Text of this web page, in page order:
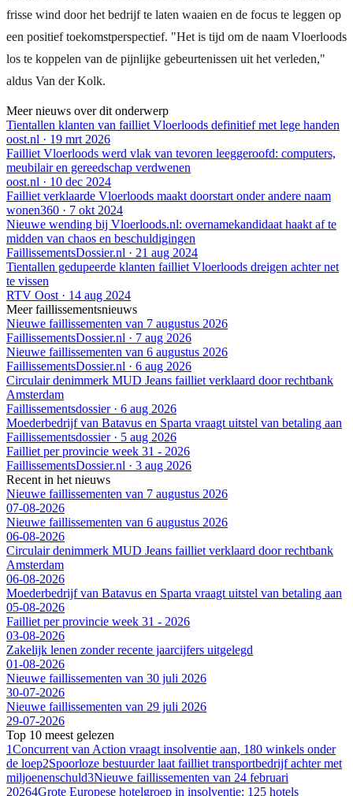
frisse wind door het bedrijf te laten waaien en de focus te leggen op
een positief toekomstperspectief. "Het is tijd om de naam Vloerloods
los te koppelen van de pijnlijke gebeurtenissen uit het verleden,"
aldus Van der Kolk.
Meer nieuws over dit onderwerp
Tientallen klanten van failliet Vloerloods definitief met lege handen
oost.nl · 19 mrt 2026
Failliet Vloerloods werd vlak van tevoren leeggeroofd: computers,
meubilair en gereedschap verdwenen
oost.nl · 10 dec 2024
Failliet verklaarde Vloerloods maakt doorstart onder andere naam
wonen360 · 7 okt 2024
Nieuwe wending bij Vloerloods.nl: overnamekandidaat haakt af te
midden van chaos en beschuldigingen
FaillissementsDossier.nl · 21 aug 2024
Tientallen gedupeerde klanten failliet Vloerloods dreigen achter net
te vissen
RTV Oost · 14 aug 2024
Meer faillissementsnieuws
Nieuwe faillissementen van 7 augustus 2026
FaillissementsDossier.nl · 7 aug 2026
Nieuwe faillissementen van 6 augustus 2026
FaillissementsDossier.nl · 6 aug 2026
Circulair denimmerk MUD Jeans failliet verklaard door rechtbank
Amsterdam
Faillissementsdossier· 6 aug 2026
Moederbedrijf van Batavus en Sparta vraagt uitstel van betaling aan
Faillissementsdossier· 5 aug 2026
Failliet per provincie week 31 - 2026
FaillissementsDossier.nl · 3 aug 2026
Recent in het nieuws
Nieuwe faillissementen van 7 augustus 2026
07-08-2026
Nieuwe faillissementen van 6 augustus 2026
06-08-2026
Circulair denimmerk MUD Jeans failliet verklaard door rechtbank
Amsterdam
06-08-2026
Moederbedrijf van Batavus en Sparta vraagt uitstel van betaling aan
05-08-2026
Failliet per provincie week 31 - 2026
03-08-2026
Zakelijk lenen zonder recente jaarcijfers uitgelegd
01-08-2026
Nieuwe faillissementen van 30 juli 2026
30-07-2026
Nieuwe faillissementen van 29 juli 2026
29-07-2026
Top 10 meest gelezen
1Concurrent van Action vraagt insolventie aan, 180 winkels onder
de loep2Spoorloze bestuurder laat failliet transportbedrijf achter met
miljoenenschuld3Nieuwe faillissementen van 24 februari
20264Grote Europese hotelgroep in insolventie: 125 hotels